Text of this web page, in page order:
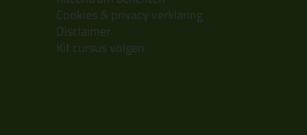
Cookies & privacy verklaring
Disclaimer
Kit cursus volgen